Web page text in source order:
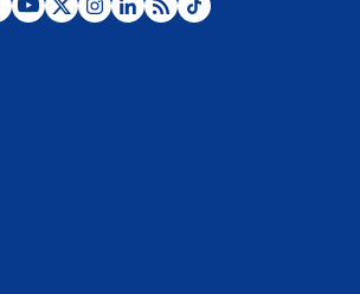
¿Por qué De la Espriella gobernará